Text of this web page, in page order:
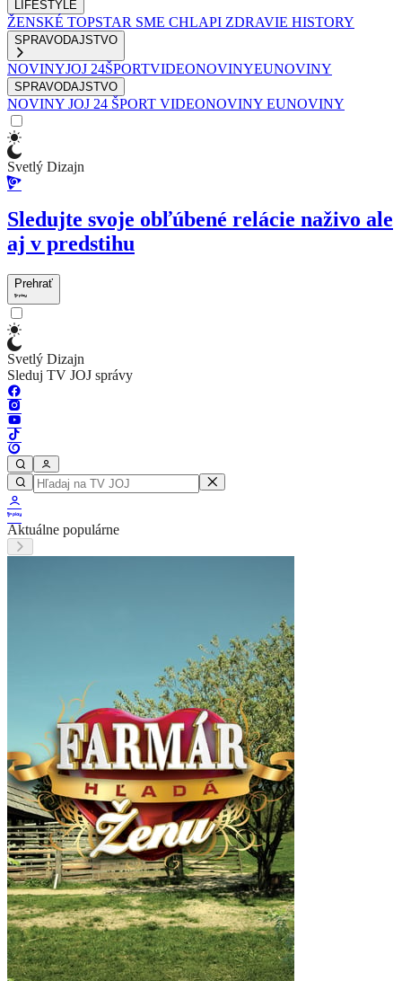
LIFESTYLE
ŽENSKÉ TOPSTAR SME CHLAPI ZDRAVIE HISTORY
SPRAVODAJSTVO
NOVINYJOJ 24ŠPORTVIDEONOVINYEUNOVINY
SPRAVODAJSTVO
NOVINY JOJ 24 ŠPORT VIDEONOVINY EUNOVINY
Svetlý Dizajn
Sledujte svoje obľúbené relácie naživo ale
aj v predstihu
Prehrať
Svetlý Dizajn
Sleduj TV JOJ správy
Aktuálne populárne